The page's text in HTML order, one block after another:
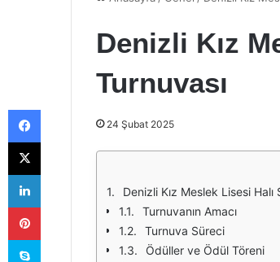
Denizli Kız
Turnuvası
24 Şubat 2025
Denizli Kız Meslek Lisesi Halı
Turnuvanın Amacı
Turnuva Süreci
Ödüller ve Ödül Töreni
Facebook
X
LinkedIn
Pinterest
Skype